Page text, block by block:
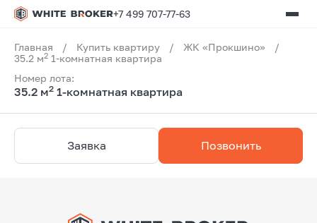
+7 499 707-77-63
Главная / Купить квартиру / ЖК «Прокшино»
/
35.2 м2 1-комнатная квартира
Номер лота:
35.2 м2 1-комнатная квартира
Заявка Позвонить